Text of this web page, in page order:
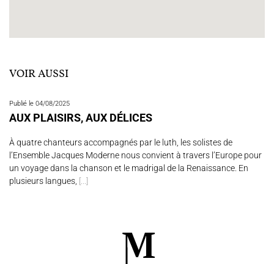
VOIR AUSSI
Publié le 04/08/2025
AUX PLAISIRS, AUX DÉLICES
À quatre chanteurs accompagnés par le luth, les solistes de
l’Ensemble Jacques Moderne nous convient à travers l’Europe pour
un voyage dans la chanson et le madrigal de la Renaissance. En
plusieurs langues, [...]